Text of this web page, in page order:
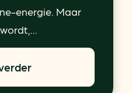
energie. Maar